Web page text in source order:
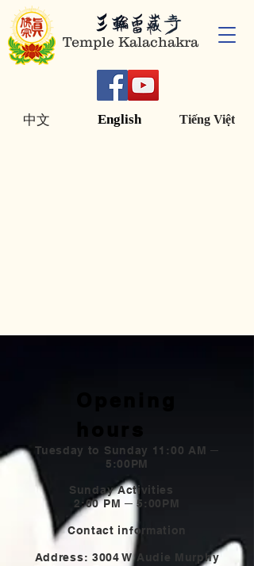
Temple Kalachakra
English Tiếng Việt
中文
Tuesday to Sunday 11:00 AM ─
5:00PM
Sunday Activities
2:00 PM ─ 5:00PM
Contact information
Address: 3004 W Audie Murphy